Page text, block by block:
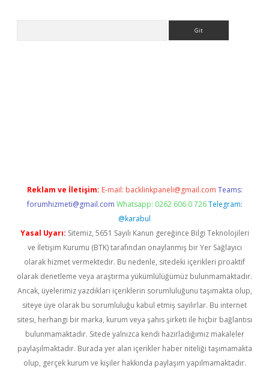
Reklam ve İletişim: E-mail: backlinkpaneli@gmail.com Teams:
forumhizmeti@gmail.com Whatsapp: 0262 606 0 726 Telegram:
@karabul
Yasal Uyarı: Sitemiz, 5651 Sayılı Kanun gereğince Bilgi Teknolojileri
ve İletişim Kurumu (BTK) tarafından onaylanmış bir Yer Sağlayıcı
olarak hizmet vermektedir. Bu nedenle, sitedeki içerikleri proaktif
olarak denetleme veya araştırma yükümlülüğümüz bulunmamaktadır.
Ancak, üyelerimiz yazdıkları içeriklerin sorumluluğunu taşımakta olup,
siteye üye olarak bu sorumluluğu kabul etmiş sayılırlar. Bu internet
sitesi, herhangi bir marka, kurum veya şahıs şirketi ile hiçbir bağlantısı
bulunmamaktadır. Sitede yalnızca kendi hazırladığımız makaleler
paylaşılmaktadır. Burada yer alan içerikler haber niteliği taşımamakta
olup, gerçek kurum ve kişiler hakkında paylaşım yapılmamaktadır.